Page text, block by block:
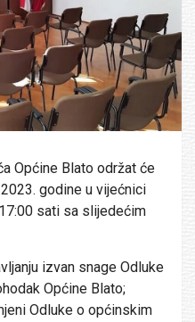
Općine Blato održat će
godine u vijećnici
sati sa slijedećim
izvan snage Odluke
Općine Blato;
Odluke o općinskim